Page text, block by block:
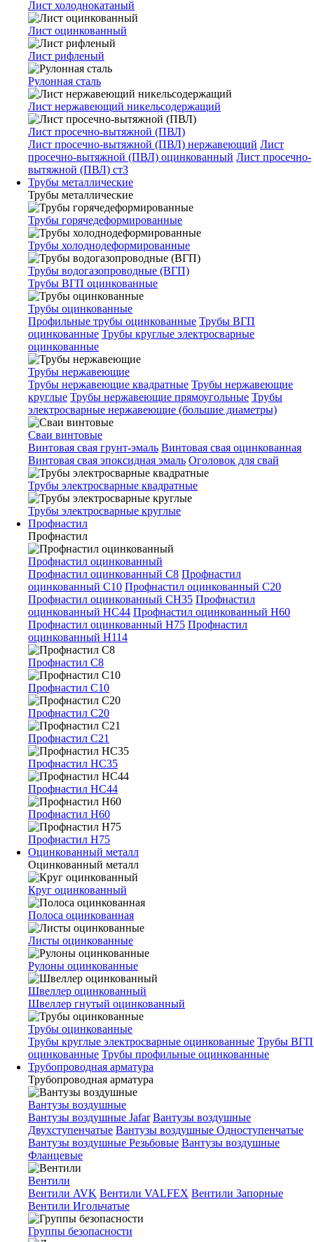
Лист холоднокатаный
Лист оцинкованный
Лист рифленый
Рулонная сталь
Лист нержавеющий никельсодержащий
Лист просечно-вытяжной (ПВЛ)
Лист просечно-вытяжной (ПВЛ) нержавеющий Лист
просечно-вытяжной (ПВЛ) оцинкованный Лист просечно-
вытяжной (ПВЛ) ст3
Трубы металлические
Трубы металлические
Трубы горячедеформированные
Трубы холоднодеформированные
Трубы водогазопроводные (ВГП)
Трубы ВГП оцинкованные
Трубы оцинкованные
Профильные трубы оцинкованные Трубы ВГП
оцинкованные Трубы круглые электросварные
оцинкованные
Трубы нержавеющие
Трубы нержавеющие квадратные Трубы нержавеющие
круглые Трубы нержавеющие прямоугольные Трубы
электросварные нержавеющие (большие диаметры)
Сваи винтовые
Винтовая свая грунт-эмаль Винтовая свая оцинкованная
Винтовая свая эпоксидная эмаль Оголовок для свай
Трубы электросварные квадратные
Трубы электросварные круглые
Профнастил
Профнастил
Профнастил оцинкованный
Профнастил оцинкованный С8 Профнастил
оцинкованный С10 Профнастил оцинкованный С20
Профнастил оцинкованный СН35 Профнастил
оцинкованный НС44 Профнастил оцинкованный Н60
Профнастил оцинкованный Н75 Профнастил
оцинкованный Н114
Профнастил С8
Профнастил С10
Профнастил С20
Профнастил С21
Профнастил НС35
Профнастил НС44
Профнастил Н60
Профнастил Н75
Оцинкованный металл
Оцинкованный металл
Круг оцинкованный
Полоса оцинкованная
Листы оцинкованные
Рулоны оцинкованные
Швеллер оцинкованный
Швеллер гнутый оцинкованный
Трубы оцинкованные
Трубы круглые электросварные оцинкованные Трубы ВГП
оцинкованные Трубы профильные оцинкованные
Трубопроводная арматура
Трубопроводная арматура
Вантузы воздушные
Вантузы воздушные Jafar Вантузы воздушные
Двухступенчатые Вантузы воздушные Одноступенчатые
Вантузы воздушные Резьбовые Вантузы воздушные
Фланцевые
Вентили
Вентили AVK Вентили VALFEX Вентили Запорные
Вентили Игольчатые
Группы безопасности